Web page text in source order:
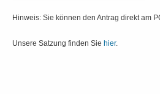
Hinweis: Sie können den Antrag direkt am
Unsere Satzung finden Sie hier.